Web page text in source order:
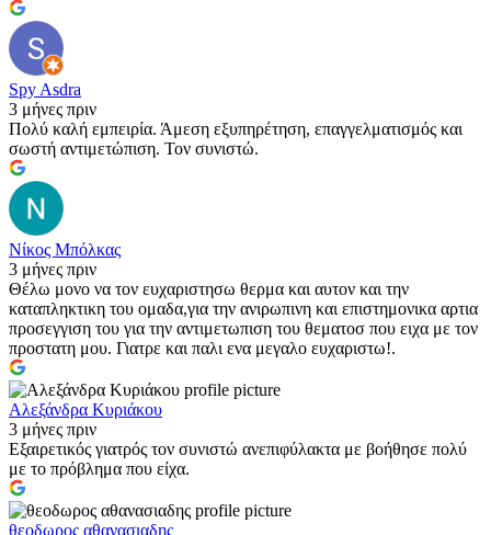
Spy Asdra
3 μήνες πριν
Πολύ καλή εμπειρία. Άμεση εξυπηρέτηση, επαγγελματισμός και
σωστή αντιμετώπιση. Τον συνιστώ.
Νίκος Μπόλκας
3 μήνες πριν
Θέλω μονο να τον ευχαριστησω θερμα και αυτον και την
καταπληκτικη του ομαδα,για την ανιρωπινη και επιστημονικα αρτια
προσεγγιση του για την αντιμετωπιση του θεματοσ που ειχα με τον
προστατη μου. Γιατρε και παλι ενα μεγαλο ευχαριστω!.
Αλεξάνδρα Κυριάκου
3 μήνες πριν
Εξαιρετικός γιατρός τον συνιστώ ανεπιφύλακτα με βοήθησε πολύ
με το πρόβλημα που είχα.
θεοδωρος αθανασιαδης